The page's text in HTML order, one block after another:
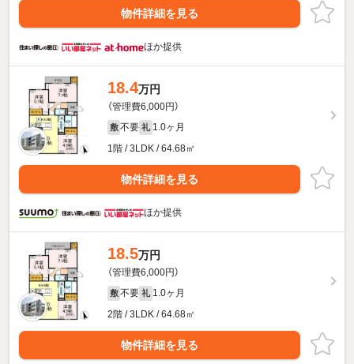
物件詳細を見る
ほか提供
18.4万円
（管理費6,000円）
敷 不要 礼 1.0ヶ月
1階 / 3LDK / 64.68㎡
物件詳細を見る
ほか提供
18.5万円
（管理費6,000円）
敷 不要 礼 1.0ヶ月
2階 / 3LDK / 64.68㎡
物件詳細を見る